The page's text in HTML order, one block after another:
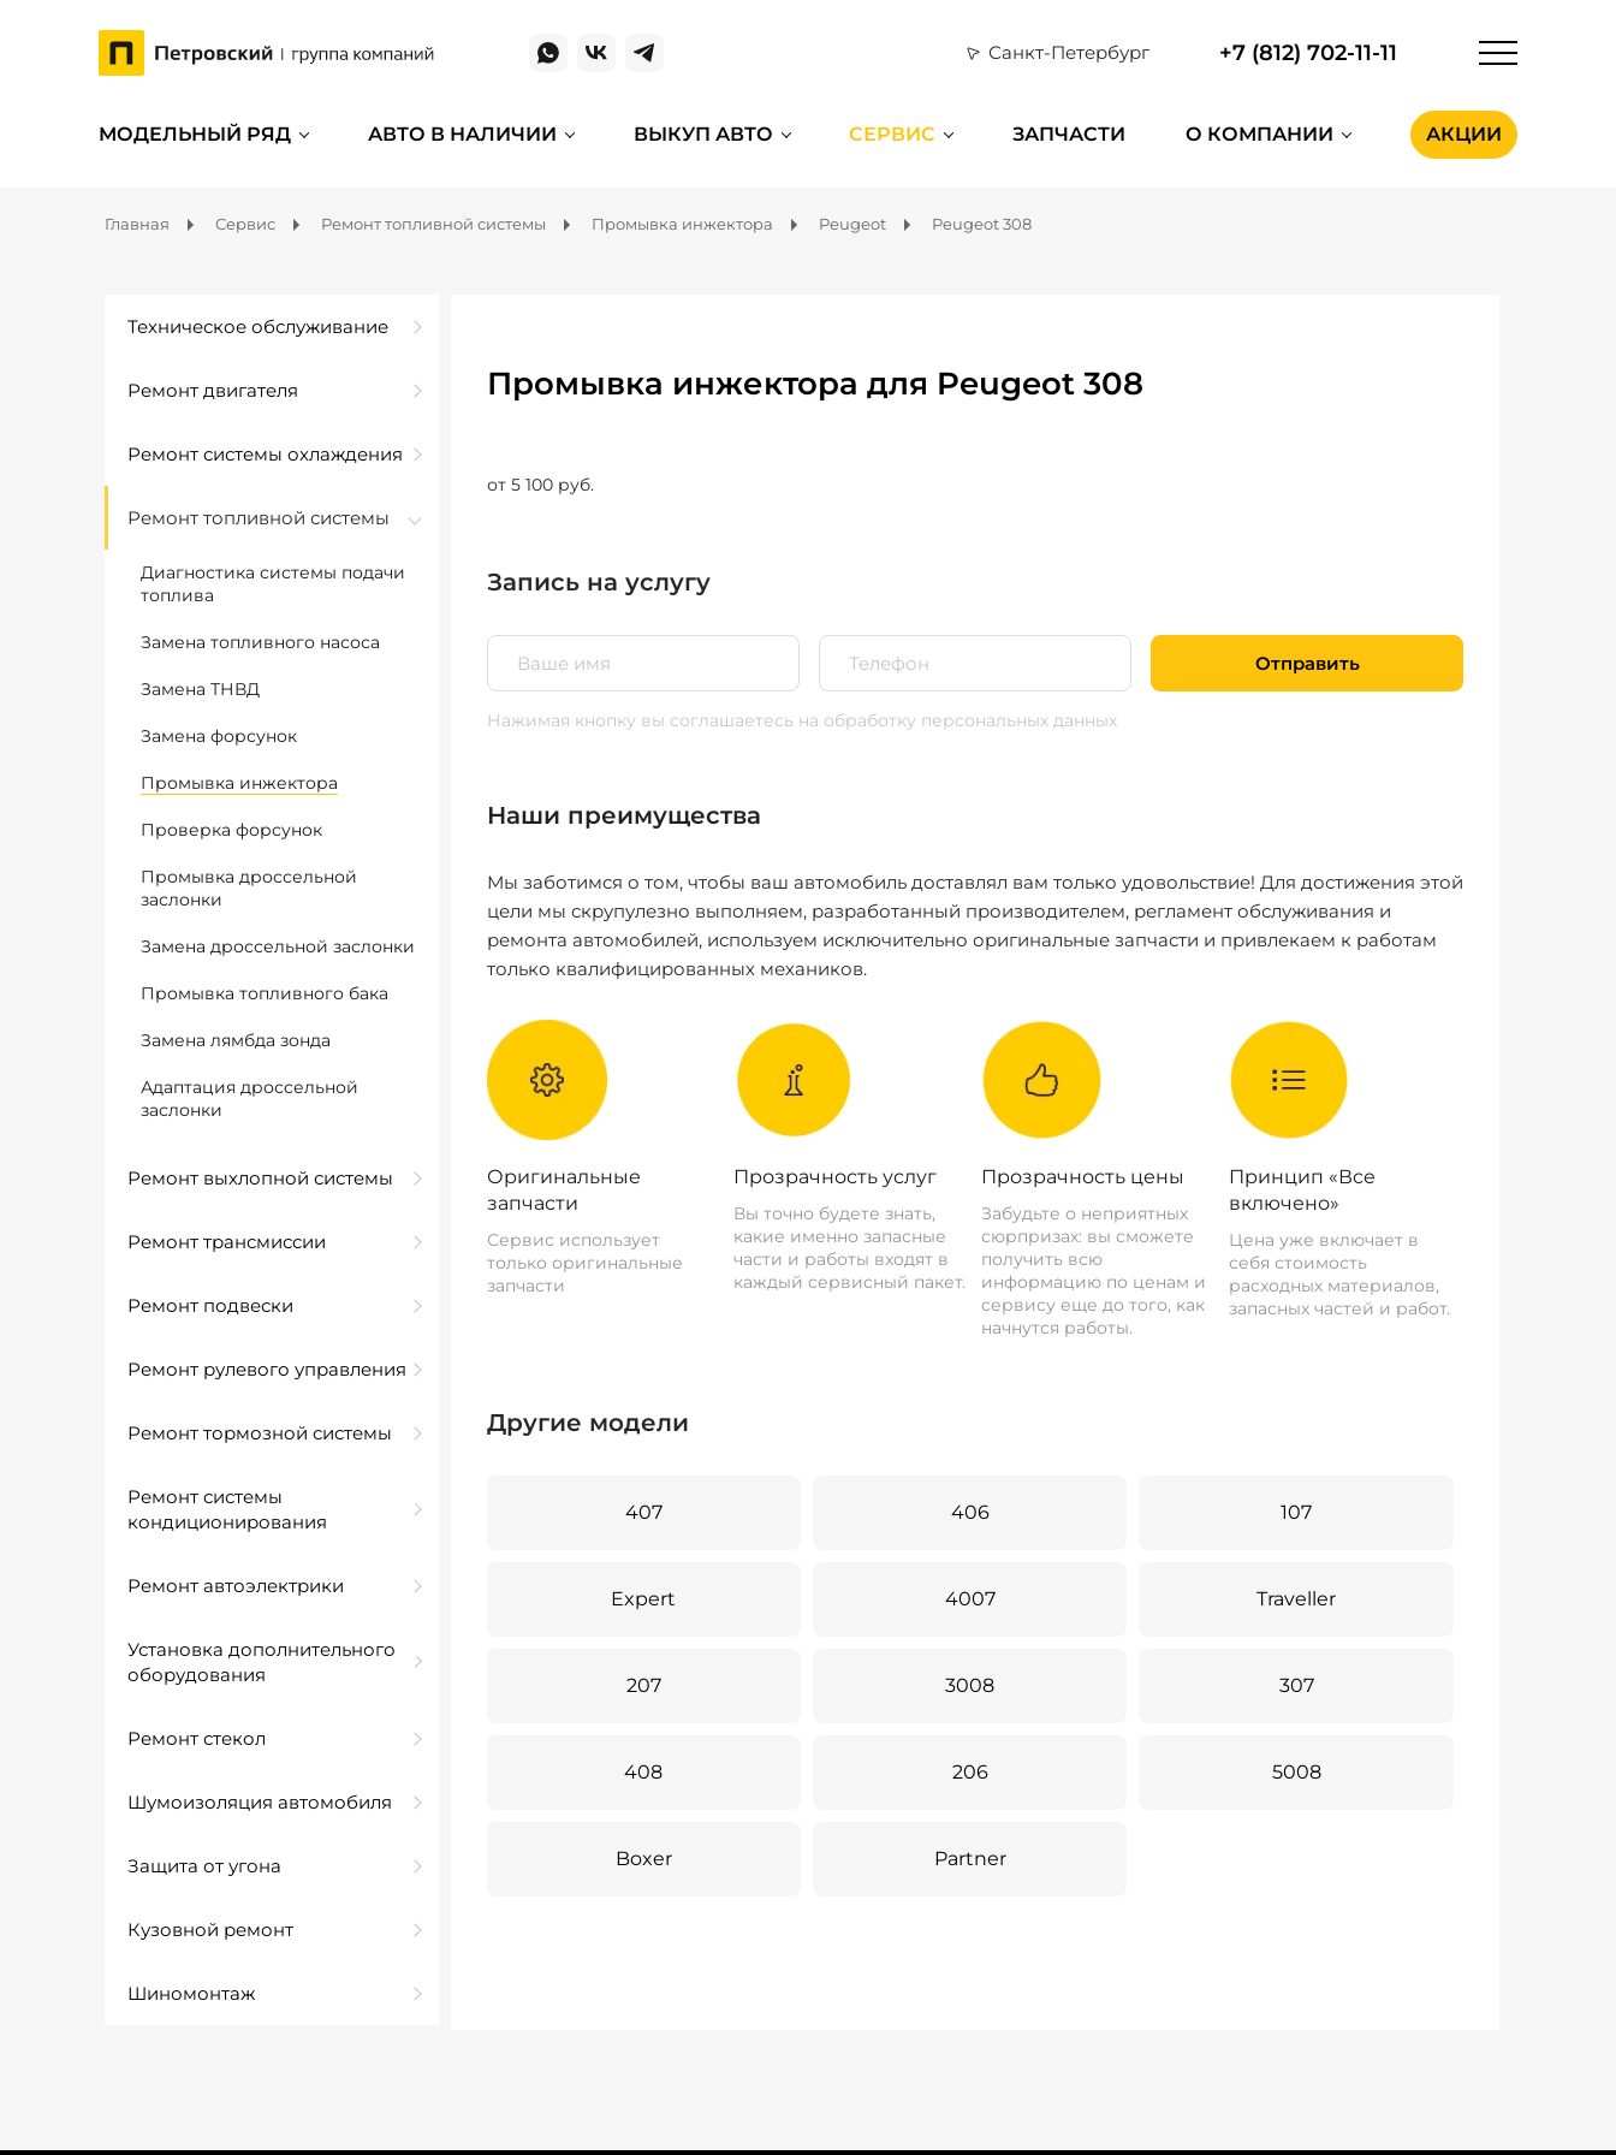
Санкт-Петербург +7 (812) 702-11-11
МОДЕЛЬНЫЙ РЯД АВТО В НАЛИЧИИ ВЫКУП АВТО СЕРВИС ЗАПЧАСТИ О КОМПАНИИ АКЦИИ
Главная Сервис Ремонт топливной системы Промывка инжектора Peugeot Peugeot 308
Техническое обслуживание
Ремонт двигателя
Ремонт системы охлаждения
Ремонт топливной системы
Диагностика системы подачи
топлива
Замена топливного насоса
Замена ТНВД
Замена форсунок
Промывка инжектора
Проверка форсунок
Промывка дроссельной
заслонки
Замена дроссельной заслонки
Промывка топливного бака
Замена лямбда зонда
Адаптация дроссельной
заслонки
Ремонт выхлопной системы
Ремонт трансмиссии
Ремонт подвески
Ремонт рулевого управления
Ремонт тормозной системы
Ремонт системы
кондиционирования
Ремонт автоэлектрики
Установка дополнительного
оборудования
Ремонт стекол
Шумоизоляция автомобиля
Защита от угона
Кузовной ремонт
Шиномонтаж
Промывка инжектора для Peugeot 308
от 5 100 руб.
Запись на услугу
Отправить
Нажимая кнопку вы соглашаетесь на обработку персональных данных
Наши преимущества
Мы заботимся о том, чтобы ваш автомобиль доставлял вам только удовольствие! Для достижения этой
цели мы скрупулезно выполняем, разработанный производителем, регламент обслуживания и
ремонта автомобилей, используем исключительно оригинальные запчасти и привлекаем к работам
только квалифицированных механиков.
Оригинальные
запчасти
Сервис использует
только оригинальные
запчасти
Прозрачность услуг
Вы точно будете знать,
какие именно запасные
части и работы входят в
каждый сервисный пакет.
Прозрачность цены
Забудьте о неприятных
сюрпризах: вы сможете
получить всю
информацию по ценам и
сервису еще до того, как
начнутся работы.
Принцип «Все
включено»
Цена уже включает в
себя стоимость
расходных материалов,
запасных частей и работ.
Другие модели
407 406 107
Expert 4007 Traveller
207 3008 307
408 206 5008
Boxer Partner